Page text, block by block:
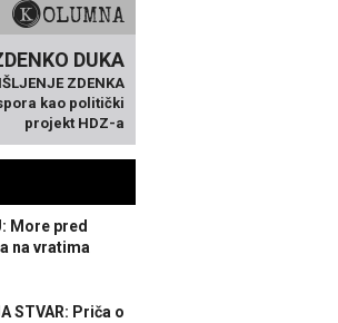
KOLUMNA
DUKA
ZDENKA
kao politički
projekt HDZ-a
More pred
na vratima
STVAR: Priča o